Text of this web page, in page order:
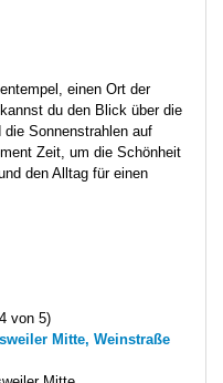
einen Ort der
du den Blick über die
Sonnenstrahlen auf
Zeit, um die Schönheit
den Alltag für einen
von 5)
Mitte, Weinstraße